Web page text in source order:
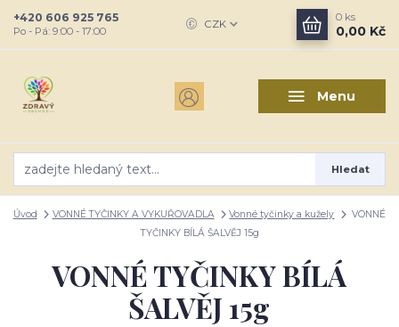
Menu
CZK
Hledat
+420 606 925 765
Po - Pá: 9:00 - 17:00
0 ks
0,00 Kč
Úvod VONNÉ TYČINKY A VYKUŘOVADLA Vonné tyčinky a kužely
VONNÉ
TYČINKY BÍLÁ ŠALVĚJ 15g
VONNÉ TYČINKY BÍLÁ
ŠALVĚJ 15g